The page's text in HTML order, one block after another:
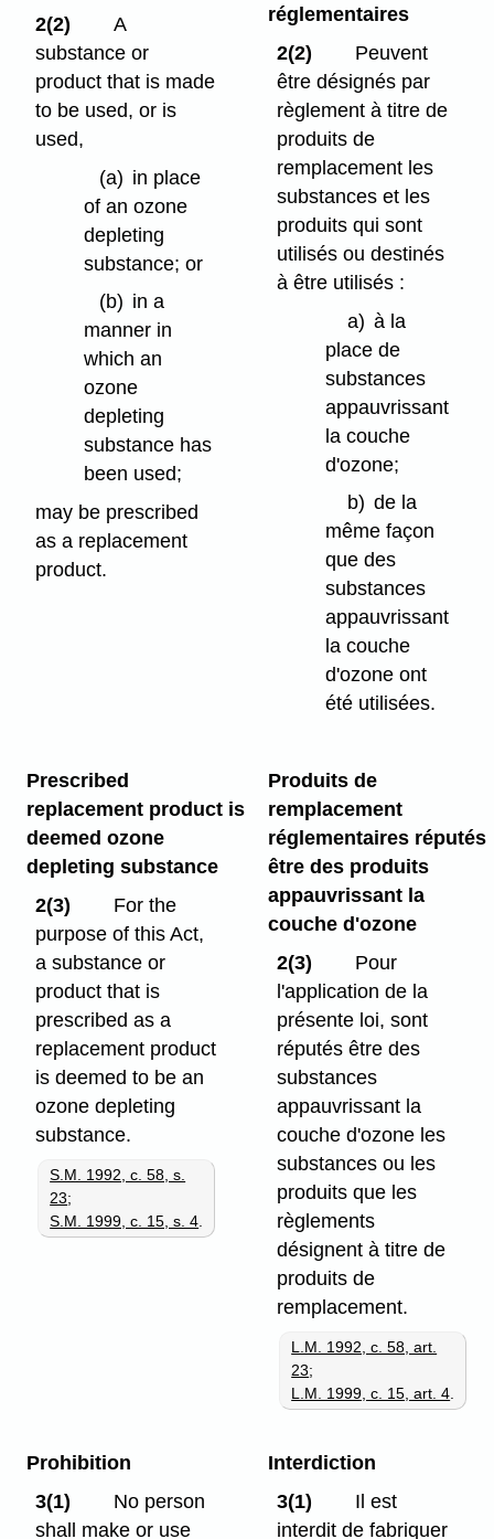
2(2)
A
substance or
product that is made
to be used, or is
used,
(a) in place
of an ozone
depleting
substance; or
(b) in a
manner in
which an
ozone
depleting
substance has
been used;
may be prescribed
as a replacement
product.
réglementaires
2(2)
Peuvent
être désignés par
règlement à titre de
produits de
remplacement les
substances et les
produits qui sont
utilisés ou destinés
à être utilisés :
a) à la
place de
substances
appauvrissant
la couche
d'ozone;
b) de la
même façon
que des
substances
appauvrissant
la couche
d'ozone ont
été utilisées.
Prescribed
replacement product is
deemed ozone
depleting substance
2(3)
For the
purpose of this Act,
a substance or
product that is
prescribed as a
replacement product
is deemed to be an
ozone depleting
substance.
S.M. 1992, c. 58, s.
23;
S.M. 1999, c. 15, s. 4
Produits de
remplacement
réglementaires réputés
être des produits
appauvrissant la
couche d'ozone
2(3)
Pour
l'application de la
présente loi, sont
réputés être des
substances
appauvrissant la
couche d'ozone les
substances ou les
produits que les
règlements
désignent à titre de
produits de
remplacement.
L.M. 1992, c. 58, art.
23;
L.M. 1999, c. 15, art. 4
Prohibition
3(1)
No person
shall make or use
Interdiction
3(1)
Il est
interdit de fabriquer